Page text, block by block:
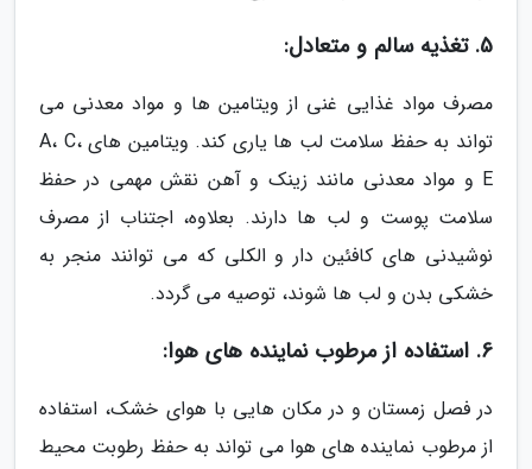
5. تغذیه سالم و متعادل:
مصرف مواد غذایی غنی از ویتامین ها و مواد معدنی می
تواند به حفظ سلامت لب ها یاری کند. ویتامین های A، C،
E و مواد معدنی مانند زینک و آهن نقش مهمی در حفظ
سلامت پوست و لب ها دارند. بعلاوه، اجتناب از مصرف
نوشیدنی های کافئین دار و الکلی که می توانند منجر به
خشکی بدن و لب ها شوند، توصیه می گردد.
6. استفاده از مرطوب نماینده های هوا:
در فصل زمستان و در مکان هایی با هوای خشک، استفاده
از مرطوب نماینده های هوا می تواند به حفظ رطوبت محیط